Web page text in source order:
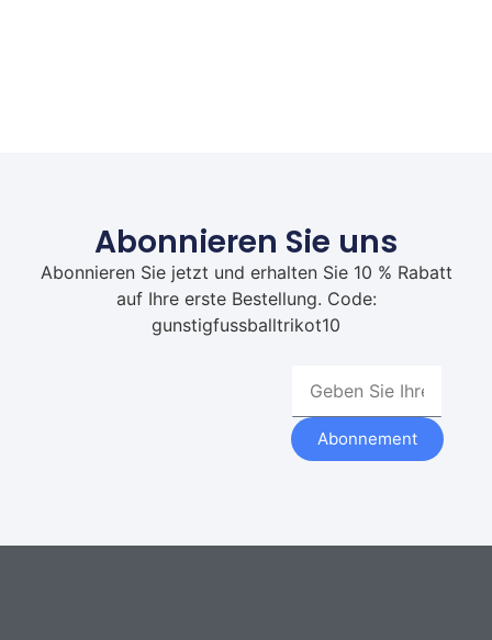
Abonnieren Sie uns
Abonnieren Sie jetzt und erhalten Sie 10 % Rabatt
auf Ihre erste Bestellung. Code:
gunstigfussballtrikot10
Abonnement